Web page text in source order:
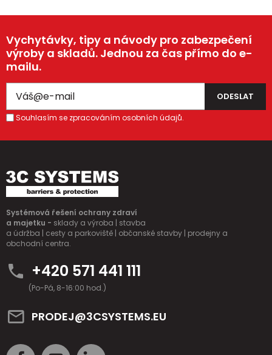
Vychytávky, tipy a návody pro zabezpečení
výroby a skladů. Jednou za čas přímo do e-
mailu.
Souhlasím se zpracováním osobních údajů.
Systémová řešení ochrany zdraví
a majetku - sklady a výroba | stavba
a údržba | cesty a parkoviště | občanské stavby | prodejny a
obchodní centra.
+420 571 441 111
(Po-Pá, 8-16:00 hod.)
PRODEJ@3CSYSTEMS.EU